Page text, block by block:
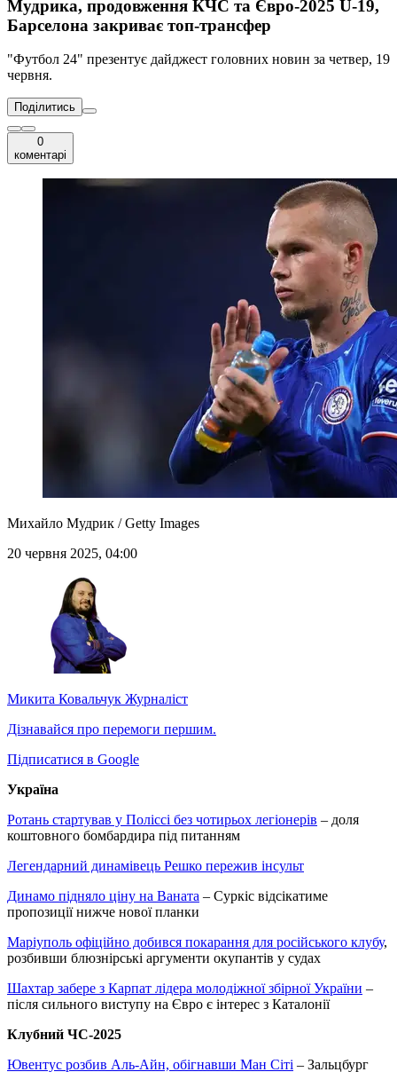
Мудрика, продовження КЧС та Євро-2025 U-19,
Барселона закриває топ-трансфер
"Футбол 24" презентує дайджест головних новин за четвер, 19
червня.
Поділитись
0
коментарі
Михайло Мудрик / Getty Images
20 червня 2025, 04:00
Микита Ковальчук Журналіст
Дізнавайся про перемоги першим.
Підписатися в Google
Україна
Ротань стартував у Поліссі без чотирьох легіонерів – доля
коштовного бомбардира під питанням
Легендарний динамівець Решко пережив інсульт
Динамо підняло ціну на Ваната – Суркіс відсікатиме
пропозиції нижче нової планки
Маріуполь офіційно добився покарання для російського клубу,
розбивши блюзнірські аргументи окупантів у судах
Шахтар забере з Карпат лідера молодіжної збірної України –
після сильного виступу на Євро є інтерес з Каталонії
Клубний ЧС-2025
Ювентус розбив Аль-Айн, обігнавши Ман Сіті – Зальцбург